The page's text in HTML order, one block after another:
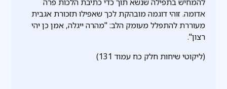
אדומה. זוהי דוגמה מובהקת לכך שאפילו תזכורת אגבית
מעוררת להתפלל מעומק הלב: "מהרה ייגלה, אמן כן יהי
רצון".
(ליקוטי שיחות חלק כח עמוד 131)